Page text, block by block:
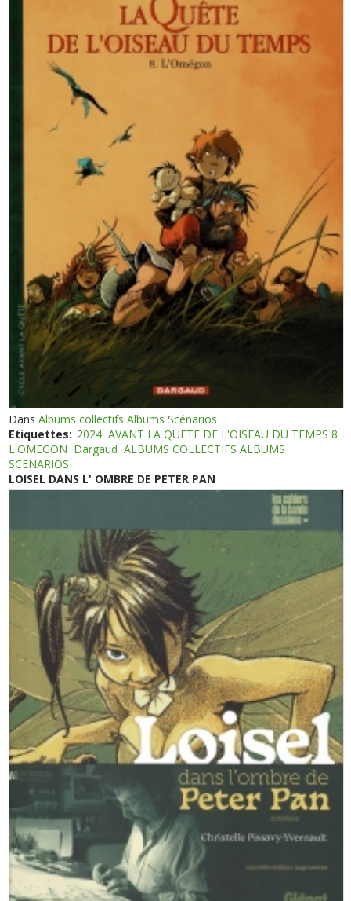
DansAlbums collectifs Albums Scénarios
Etiquettes: 2024 AVANT LA QUETE DE L'OISEAU DU TEMPS 8
L'OMEGON Dargaud ALBUMS COLLECTIFS ALBUMS
SCENARIOS
LOISEL DANS L' OMBRE DE PETER PAN